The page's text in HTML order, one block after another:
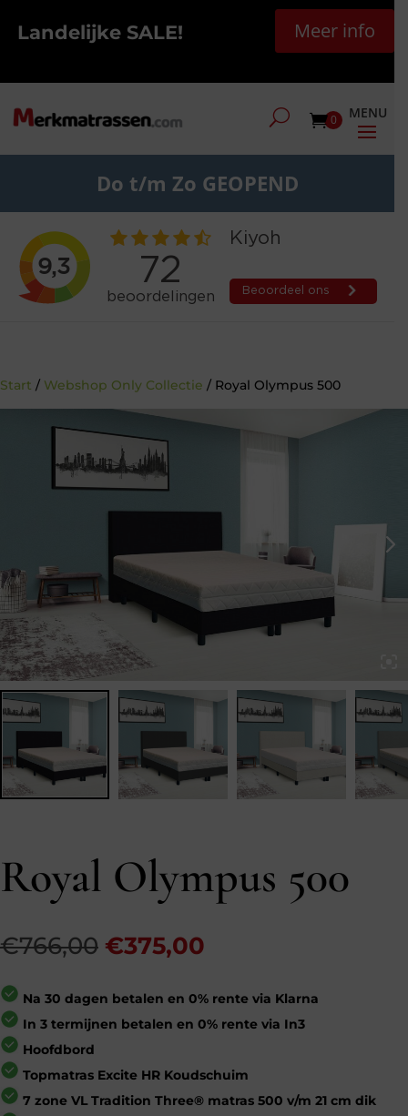
Landelijke SALE! Meer info
0
Do t/m Zo GEOPEND
Start / Webshop Only Collectie / Royal Olympus 500
Royal Olympus 500
€766,00 Oorspronkelijke
was:
€766,00.
€375,00
is:
€375,00.
Na 30 dagen betalen en 0% rente via Klarna
In 3 termijnen betalen en 0% rente via In3
Hoofdbord
Topmatras Excite HR Koudschuim
7 zone VL Tradition Three® matras 500 v/m 21 cm dik